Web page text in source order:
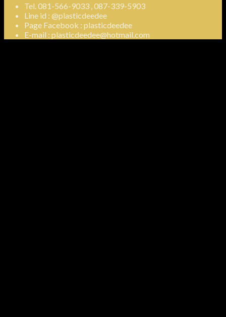
Tel. 081-566-9033 , 087-339-5903
Line id : @plasticdeedee
Page Facebook : plasticdeedee
E-mail : plasticdeedee@hotmail.com